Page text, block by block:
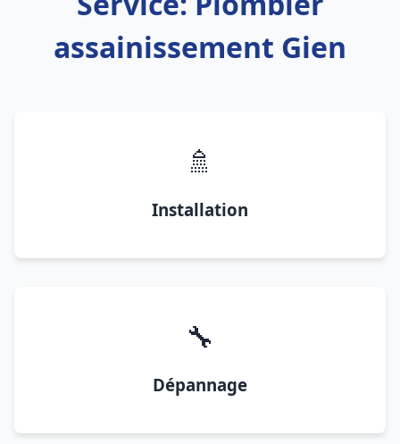
assainissement Gien
🚿
Installation
🔧
Dépannage